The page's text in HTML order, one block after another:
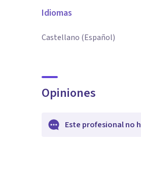
Idiomas
Castellano (Español)
Opiniones
Este profesional no